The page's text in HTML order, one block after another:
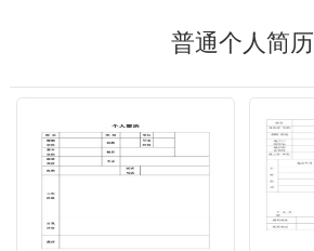
普通个人简历